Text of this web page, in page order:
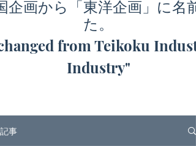
企画から「東洋企画」に名
た。
from Teikoku
Industry"
記事